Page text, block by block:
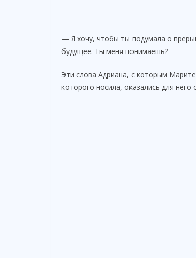
— Я хочу, чтобы ты подумала о
будущее. Ты меня понимаешь?
Эти слова Адриана, с которым
которого носила, оказались для него